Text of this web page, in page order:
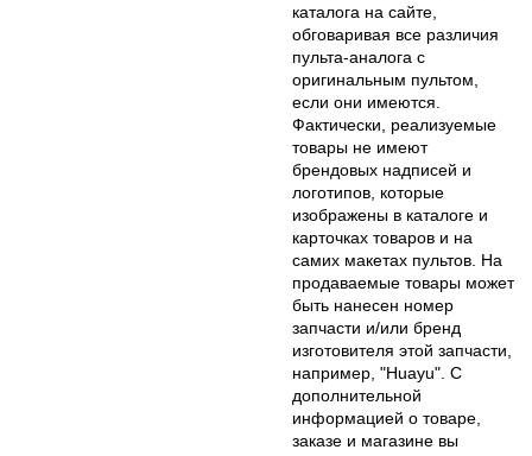
каталога на сайте,
обговаривая все различия
пульта-аналога с
оригинальным пультом,
если они имеются.
Фактически, реализуемые
товары не имеют
брендовых надписей и
логотипов, которые
изображены в каталоге и
карточках товаров и на
самих макетах пультов. На
продаваемые товары может
быть нанесен номер
запчасти и/или бренд
изготовителя этой запчасти,
например, "Huayu". С
дополнительной
информацией о товаре,
заказе и магазине вы